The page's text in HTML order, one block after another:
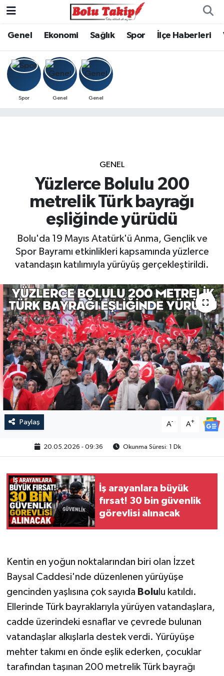
Genel Ekonomi Sağlık Spor İlçe Haberleri
Spor Genel Genel
GENEL
Yüzlerce Bolulu 200
metrelik Türk bayrağı
eşliğinde yürüdü
Bolu'da 19 Mayıs Atatürk'ü Anma, Gençlik ve
Spor Bayramı etkinlikleri kapsamında yüzlerce
vatandaşın katılımıyla yürüyüş gerçekleştirildi.
Paylaş A- A+
20.05.2026 - 09:36 Okunma Süresi: 1 Dk
İş arayanlara büyük
fırsat! 30 bin güvenlik
görevlisi alınacak
Kentin en yoğun noktalarından biri olan İzzet
Baysal Caddesi'nde düzenlenen yürüyüşe
gencinden yaşlısına çok sayıda Bolulu katıldı.
Ellerinde Türk bayraklarıyla yürüyen vatandaşlara,
cadde üzerindeki esnaflar ve çevrede bulunan
vatandaşlar alkışlarla destek verdi. Yürüyüşe
mehter takımı en önde eşlik ederken, çocuklar
tarafından taşınan 200 metrelik Türk bayrağı